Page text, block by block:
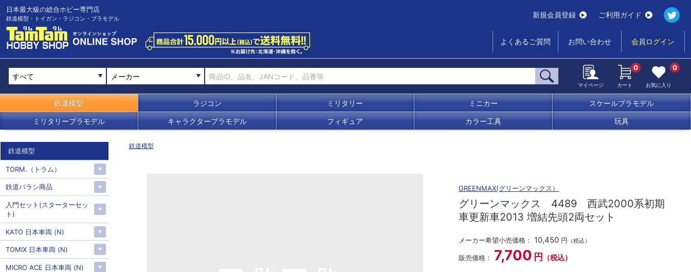
日本最大級の総合ホビー専門店
鉄道模型・トイガン・ラジコン・プラモデル 新規会員登録 ご利用ガイド
よくあるご質問 お問い合わせ 会員ログイン
メーカー
マイページ カート
0
お気に入り
0
鉄道模型 ラジコン ミリタリー ミニカー スケールプラモデル
ミリタリープラモデル キャラクタープラモデル フィギュア カラー工具 玩具
鉄道模型
GREENMAX(グリーンマックス）
グリーンマックス 4489 西武2000系初期
車更新車2013 増結先頭2両セット
メーカー希望小売価格： 10,450 円 （税込）
販売価格： 7,700 円 （税込）
鉄道模型
TORM.（トラム）
鉄道バラシ商品
入門セット(スターターセッ
ト)
KATO 日本車両 (N)
TOMIX 日本車両 (N)
MICRO ACE 日本車両 (N)